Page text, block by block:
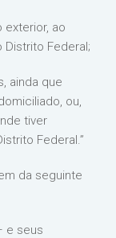
exterior, ao
Federal;
ainda que
ou,
tiver
Federal.”
da seguinte
e seus